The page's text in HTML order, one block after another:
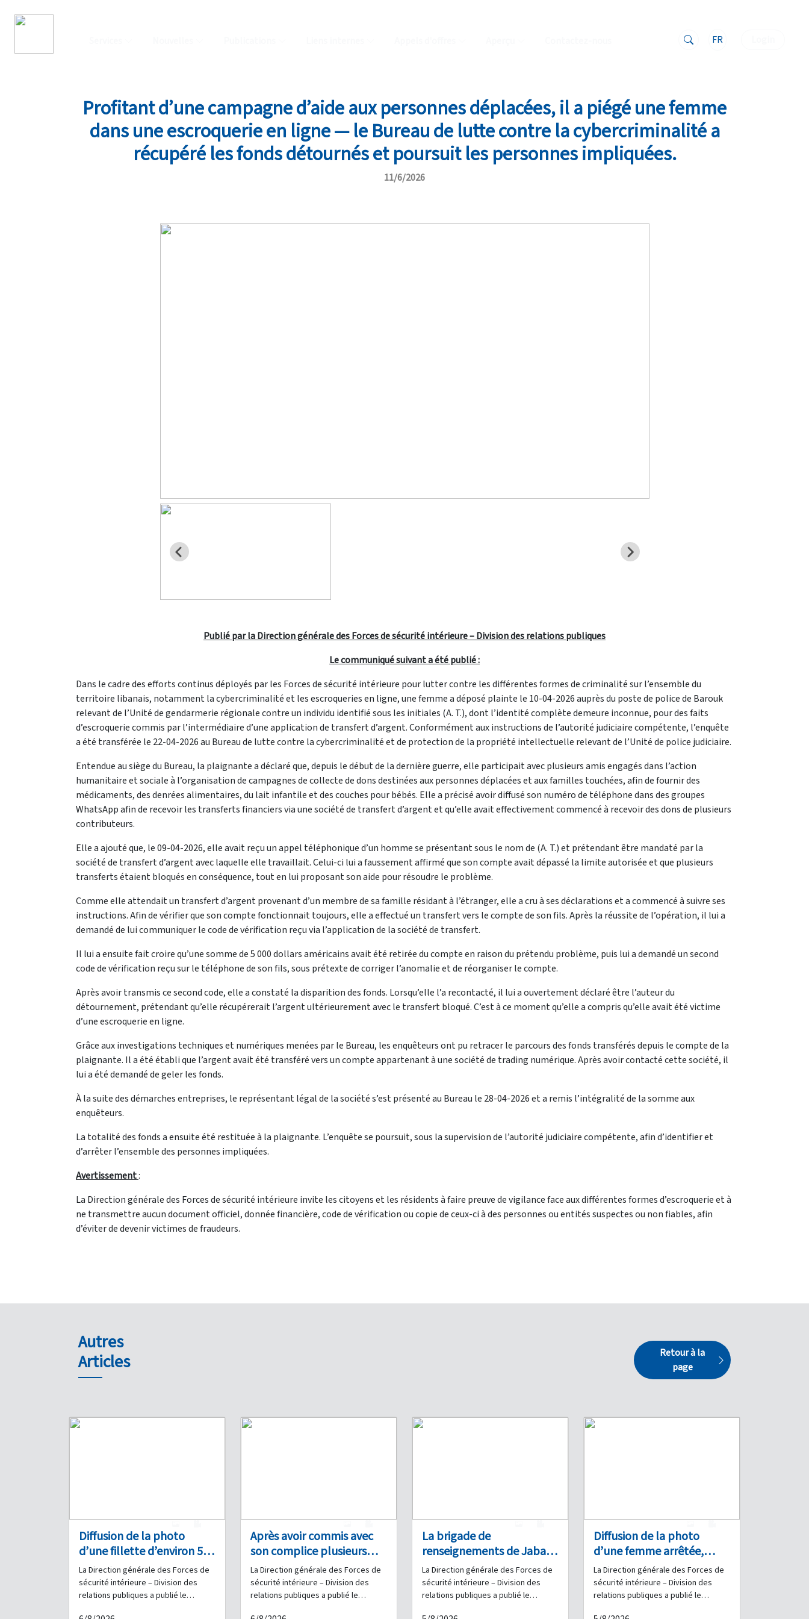
FR
Profitant d’une campagne d’aide aux personnes déplacées, il a piégé une femme
dans une escroquerie en ligne — le Bureau de lutte contre la cybercriminalité a
récupéré les fonds détournés et poursuit les personnes impliquées.
11/6/2026
Publié par la Direction générale des Forces de sécurité intérieure – Division des relations publiques
Le communiqué suivant a été publié :
Dans le cadre des efforts continus déployés par les Forces de sécurité intérieure pour lutter contre les différentes formes de criminalité sur l’ensemble du
territoire libanais, notamment la cybercriminalité et les escroqueries en ligne, une femme a déposé plainte le 10-04-2026 auprès du poste de police de Barouk
relevant de l’Unité de gendarmerie régionale contre un individu identifié sous les initiales (A. T.), dont l’identité complète demeure inconnue, pour des faits
d’escroquerie commis par l’intermédiaire d’une application de transfert d’argent. Conformément aux instructions de l’autorité judiciaire compétente, l’enquête
a été transférée le 22-04-2026 au Bureau de lutte contre la cybercriminalité et de protection de la propriété intellectuelle relevant de l’Unité de police judiciaire.
Entendue au siège du Bureau, la plaignante a déclaré que, depuis le début de la dernière guerre, elle participait avec plusieurs amis engagés dans l’action
humanitaire et sociale à l’organisation de campagnes de collecte de dons destinées aux personnes déplacées et aux familles touchées, afin de fournir des
médicaments, des denrées alimentaires, du lait infantile et des couches pour bébés. Elle a précisé avoir diffusé son numéro de téléphone dans des groupes
WhatsApp afin de recevoir les transferts financiers via une société de transfert d’argent et qu’elle avait effectivement commencé à recevoir des dons de plusieurs
contributeurs.
Elle a ajouté que, le 09-04-2026, elle avait reçu un appel téléphonique d’un homme se présentant sous le nom de (A. T.) et prétendant être mandaté par la
société de transfert d’argent avec laquelle elle travaillait. Celui-ci lui a faussement affirmé que son compte avait dépassé la limite autorisée et que plusieurs
transferts étaient bloqués en conséquence, tout en lui proposant son aide pour résoudre le problème.
Comme elle attendait un transfert d’argent provenant d’un membre de sa famille résidant à l’étranger, elle a cru à ses déclarations et a commencé à suivre ses
instructions. Afin de vérifier que son compte fonctionnait toujours, elle a effectué un transfert vers le compte de son fils. Après la réussite de l’opération, il lui a
demandé de lui communiquer le code de vérification reçu via l’application de la société de transfert.
Il lui a ensuite fait croire qu’une somme de 5 000 dollars américains avait été retirée du compte en raison du prétendu problème, puis lui a demandé un second
code de vérification reçu sur le téléphone de son fils, sous prétexte de corriger l’anomalie et de réorganiser le compte.
Après avoir transmis ce second code, elle a constaté la disparition des fonds. Lorsqu’elle l’a recontacté, il lui a ouvertement déclaré être l’auteur du
détournement, prétendant qu’elle récupérerait l’argent ultérieurement avec le transfert bloqué. C’est à ce moment qu’elle a compris qu’elle avait été victime
d’une escroquerie en ligne.
Grâce aux investigations techniques et numériques menées par le Bureau, les enquêteurs ont pu retracer le parcours des fonds transférés depuis le compte de la
plaignante. Il a été établi que l’argent avait été transféré vers un compte appartenant à une société de trading numérique. Après avoir contacté cette société, il
lui a été demandé de geler les fonds.
À la suite des démarches entreprises, le représentant légal de la société s’est présenté au Bureau le 28-04-2026 et a remis l’intégralité de la somme aux
enquêteurs.
La totalité des fonds a ensuite été restituée à la plaignante. L’enquête se poursuit, sous la supervision de l’autorité judiciaire compétente, afin d’identifier et
d’arrêter l’ensemble des personnes impliquées.
Avertissement:
La Direction générale des Forces de sécurité intérieure invite les citoyens et les résidents à faire preuve de vigilance face aux différentes formes d’escroquerie et à
ne transmettre aucun document officiel, donnée financière, code de vérification ou copie de ceux-ci à des personnes ou entités suspectes ou non fiables, afin
d’éviter de devenir victimes de fraudeurs.
Autres
Articles
Retour à la
page
Diffusion de la photo
d’une fillette d’environ 5
ans retrouvée à Bourj
Hammoud : Quelqu’un a-t-
il des informations à son
sujet ?
La Direction générale des Forces de
sécurité intérieure – Division des
relations publiques a publié le
Après avoir commis avec
son complice plusieurs
vols à main armée dans
différentes régions du
Mont-Liban, la Branche
d’information l’interpelle
La Direction générale des Forces de
sécurité intérieure – Division des
relations publiques a publié le
La brigade de
renseignements de Jabal
Liban interpelle un
trafiquant de drogue à
Ghazir et saisit une
quantité de stupéfiants en
La Direction générale des Forces de
sécurité intérieure – Division des
relations publiques a publié le
Diffusion de la photo
d’une femme arrêtée,
soupçonnée d’escroquerie
et d’usurpation d’identité :
Avez-vous été victime de
ses agissements ?
La Direction générale des Forces de
sécurité intérieure – Division des
relations publiques a publié le